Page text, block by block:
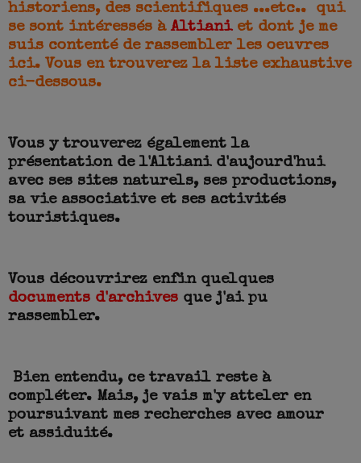
historiens, des scientifiques ...etc.. qui
se sont intéressés à Altianiet dont je me
suis contenté de rassembler les oeuvres
ici. Vous en trouverez la liste exhaustive
ci-dessous.
Vous y trouverez également la
présentation de l'Altiani d'aujourd'hui
avec ses sites naturels, ses productions,
sa vie associative et ses activités
touristiques.
Vous découvrirez enfin quelques
documents d'archives que j'ai pu
rassembler.
Bien entendu, ce travail reste à
compléter. Mais, je vais m'y atteler en
poursuivant mes recherches avec amour
et assiduité.